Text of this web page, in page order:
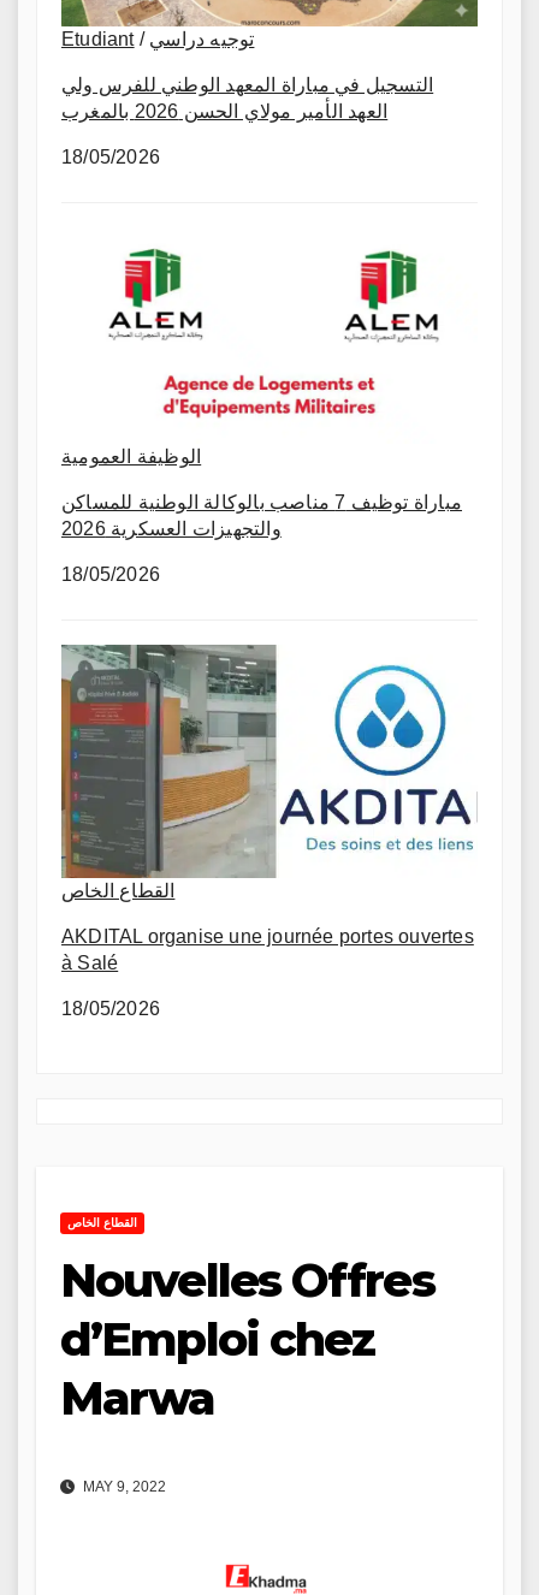
Etudiant/ توجيه دراسي
التسجيل في مباراة المعهد الوطني للفرس ولي
العهد الأمير مولاي الحسن 2026 بالمغرب
18/05/2026
الوظيفة العمومية
مباراة توظيف 7 مناصب بالوكالة الوطنية للمساكن
والتجهيزات العسكرية 2026
18/05/2026
القطاع الخاص
AKDITAL organise une journée portes ouvertes
à Salé
18/05/2026
القطاع الخاص
Nouvelles Offres
d’Emploi chez
Marwa
MAY 9, 2022